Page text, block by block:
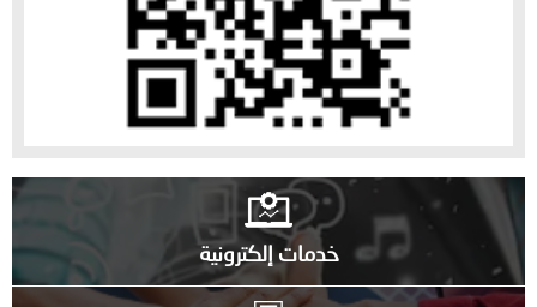
خدمات إلكترونية